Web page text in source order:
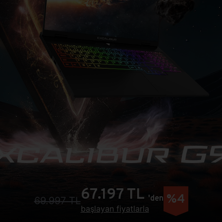
69.997 TL67.197 TL 'den
başlayan fiyatlarla
%4